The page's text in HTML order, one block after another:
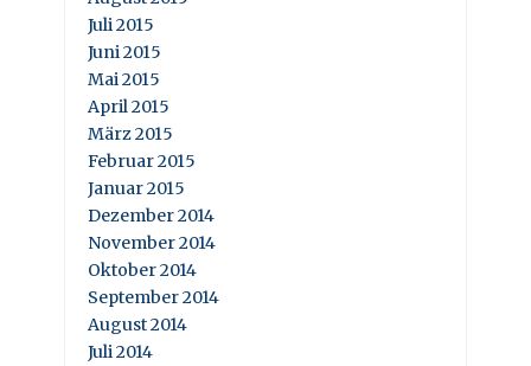
Juli 2015
Juni 2015
Mai 2015
April 2015
März 2015
Februar 2015
Januar 2015
Dezember 2014
November 2014
Oktober 2014
September 2014
August 2014
Juli 2014